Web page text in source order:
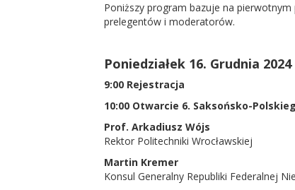
Poniższy program bazuje na
prelegentów i moderatorów.
Poniedziałek 16. Grudnia 2024
9:00 Rejestracja
10:00 Otwarcie 6. Saksońsko-
Prof. Arkadiusz Wójs
Rektor Politechniki Wrocławskiej
Martin Kremer
Konsul Generalny Republiki Federalnej